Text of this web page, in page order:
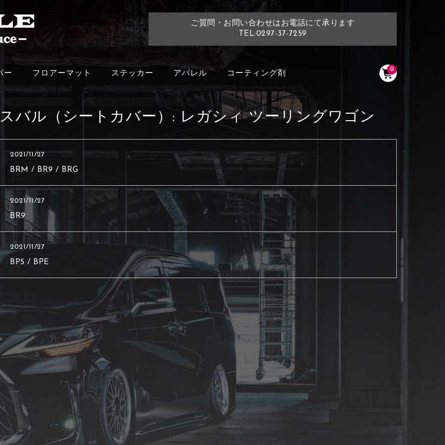
ご質問・お問い合わせはお電話にて承ります
TEL:0297-37-7259
0
ー フロアーマット ステッカー アパレル コーティング剤
スバル（シートカバー）: レガシィ ツーリングワゴン
2021/11/27
BRM / BR9 / BRG
2021/11/27
BR9
2021/11/27
BP5 / BPE